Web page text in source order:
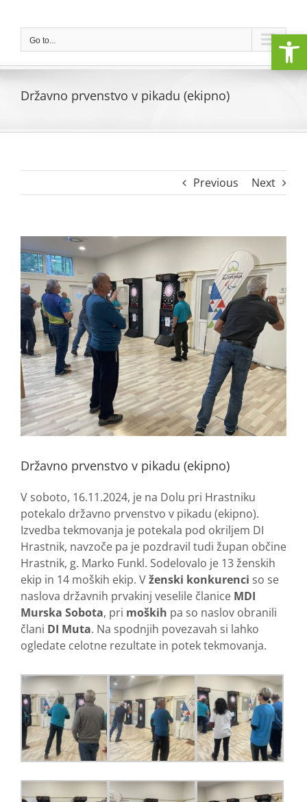
contentGo to...
Državno prvenstvo v pikadu (ekipno)
Previous Next
Larger
Image
Državno prvenstvo v pikadu (ekipno)
V soboto, 16.11.2024, je na Dolu pri Hrastniku
potekalo državno prvenstvo v pikadu (ekipno).
Izvedba tekmovanja je potekala pod okriljem DI
Hrastnik, navzoče pa je pozdravil tudi župan občine
Hrastnik, g. Marko Funkl. Sodelovalo je 13 ženskih
ekip in 14 moških ekip. Vženski konkurenci so se
naslova državnih prvakinj veselile članice MDI
Murska Sobota, pri moških pa so naslov obranili
člani DI Muta. Na spodnjih povezavah si lahko
ogledate celotne rezultate in potek tekmovanja.